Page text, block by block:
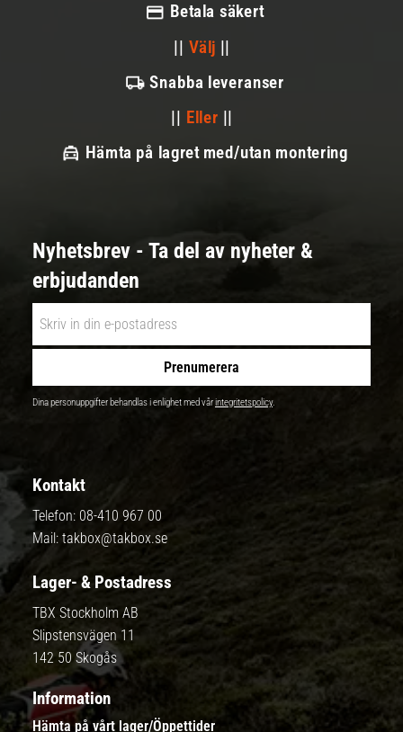
Betala säkert
|| Välj ||
Snabba leveranser
|| Eller ||
Hämta på lagret med/utan montering
Nyhetsbrev - Ta del av nyheter &
erbjudanden
Prenumerera
Dina personuppgifter behandlas i enlighet med vårintegritetspolicy.
Kontakt
Telefon: 08-410 967 00
Mail: takbox@takbox.se
Lager- & Postadress
TBX Stockholm AB
Slipstensvägen 11
142 50 Skogås
Information
Hämta på vårt lager/Öppettider